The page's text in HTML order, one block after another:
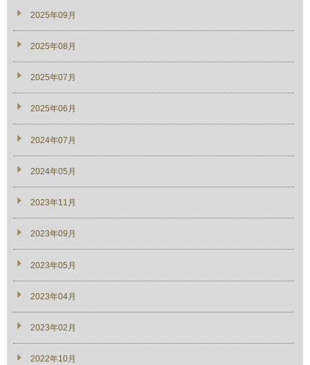
2025年09月
2025年08月
2025年07月
2025年06月
2024年07月
2024年05月
2023年11月
2023年09月
2023年05月
2023年04月
2023年02月
2022年10月